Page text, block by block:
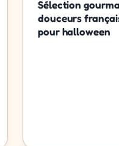
Sélection
douceurs
pour halloween